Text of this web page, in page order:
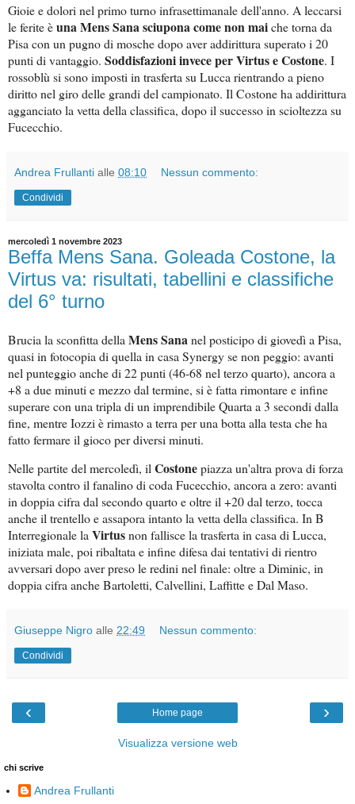
Gioie e dolori nel primo turno infrasettimanale dell'anno. A leccarsi
le ferite èuna Mens Sana sciupona come non maiche torna da
Pisa con un pugno di mosche dopo aver addirittura superato i 20
punti di vantaggio. Soddisfazioni invece per Virtus e Costone. I
rossoblù si sono imposti in trasferta su Lucca rientrando a pieno
diritto nel giro delle grandi del campionato. Il Costone ha addirittura
agganciato la vetta della classifica, dopo il successo in scioltezza su
Fucecchio.
Andrea Frullanti alle 08:10 Nessun commento:
Condividi
mercoledì 1 novembre 2023
Beffa Mens Sana. Goleada Costone, la
Virtus va: risultati, tabellini e classifiche
del 6° turno
Brucia la sconfitta della Mens Sana nel posticipo di giovedì a Pisa,
quasi in fotocopia di quella in casa Synergy se non peggio: avanti
nel punteggio anche di 22 punti (46-68 nel terzo quarto), ancora a
+8 a due minuti e mezzo dal termine, si è fatta rimontare e infine
superare con una tripla di un imprendibile Quarta a 3 secondi dalla
fine, mentre Iozzi è rimasto a terra per una botta alla testa che ha
fatto fermare il gioco per diversi minuti.
Nelle partite del mercoledì, ilCostonepiazza un'altra prova di forza
stavolta contro il fanalino di coda Fucecchio, ancora a zero: avanti
in doppia cifra dal secondo quarto e oltre il +20 dal terzo, tocca
anche il trentello e assapora intanto la vetta della classifica. In B
Interregionale laVirtusnon fallisce la trasferta in casa di Lucca,
iniziata male, poi ribaltata e infine difesa dai tentativi di rientro
avversari dopo aver preso le redini nel finale: oltre a Diminic, in
doppia cifra anche Bartoletti, Calvellini, Laffitte e Dal Maso.
Giuseppe Nigro alle 22:49 Nessun commento:
Condividi
‹ ›
Home page
Visualizza versione web
chi scrive
Andrea Frullanti